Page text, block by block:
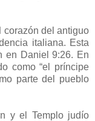
corazón del antiguo
italiana. Esta
en Daniel 9:26. En
como “el príncipe
parte del pueblo
y el Templo judío